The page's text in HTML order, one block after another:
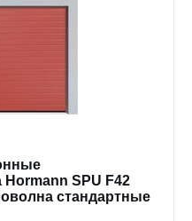
SPU F42
стандартные